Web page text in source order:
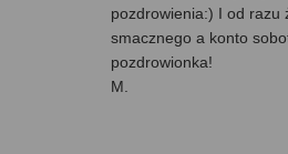
pozdrowienia:) I od razu
smacznego a konto
pozdrowionka!
M.